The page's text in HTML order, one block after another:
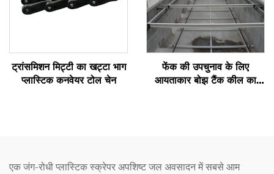
ट्रांसमिशन मिट्टी का खट्टा भाग
प्लास्टिक कनवेयर टोल चेन
फेंक की उपचुनाव के लिए
आयताकार बोझ टैंक कील का
एक जंग-रोधी प्लास्टिक स्क्रेपर अपशिष्ट जल अवसादन में सबसे आम